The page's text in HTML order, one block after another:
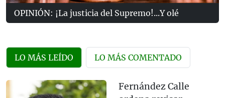
OPINIÓN: ¡La justicia del Supremo!...Y olé
LO MÁS LEÍDO LO MÁS COMENTADO
Fernández Calle